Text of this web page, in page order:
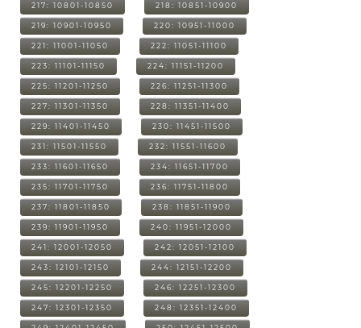
217: 10801-10850 218: 10851-10900
219: 10901-10950 220: 10951-11000
221: 11001-11050 222: 11051-11100
223: 11101-11150 224: 11151-11200
225: 11201-11250 226: 11251-11300
227: 11301-11350 228: 11351-11400
229: 11401-11450 230: 11451-11500
231: 11501-11550 232: 11551-11600
233: 11601-11650 234: 11651-11700
235: 11701-11750 236: 11751-11800
237: 11801-11850 238: 11851-11900
239: 11901-11950 240: 11951-12000
241: 12001-12050 242: 12051-12100
243: 12101-12150 244: 12151-12200
245: 12201-12250 246: 12251-12300
247: 12301-12350 248: 12351-12400